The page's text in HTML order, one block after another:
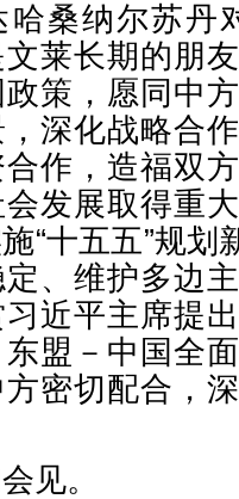
哈桑纳尔苏丹
莱长期的朋
策，愿同中
深化战略合
作，造福双
发展取得重
“十五五”规
、维护多边
近平主席提
盟－中国全
密切配合，
见。